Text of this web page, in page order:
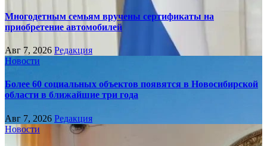
Многодетным семьям вручены сертификаты на
приобретение автомобилей
Авг 7, 2026 Редакция
Новости
Более 60 социальных объектов появятся в Новосибирской
области в ближайшие три года
Авг 7, 2026 Редакция
Новости